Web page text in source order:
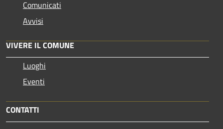
Comunicati
Avvisi
VIVERE IL COMUNE
Luoghi
Eventi
CONTATTI